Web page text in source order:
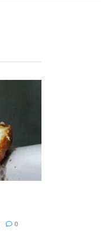
0